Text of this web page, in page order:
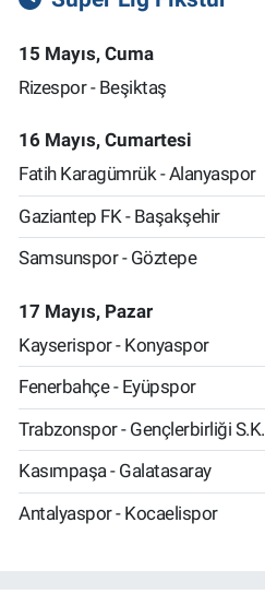
15 Mayıs, Cuma
Rizespor - Beşiktaş
16 Mayıs, Cumartesi
Fatih Karagümrük - Alanyaspor
Gaziantep FK - Başakşehir
Samsunspor - Göztepe
17 Mayıs, Pazar
Kayserispor - Konyaspor
Fenerbahçe - Eyüpspor
Trabzonspor - Gençlerbirliği S.K.
Kasımpaşa - Galatasaray
Antalyaspor - Kocaelispor